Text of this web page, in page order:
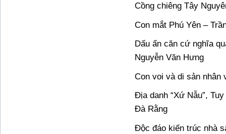
Cồng chiêng Tây
Con mắt Phú Yên –
Dấu ấn căn cứ nghĩa
Nguyễn Văn Hưng
Con voi và di sản nhân
Địa danh “Xứ Nẫu”,
Đà Rằng
Độc đáo kiến trúc nhà